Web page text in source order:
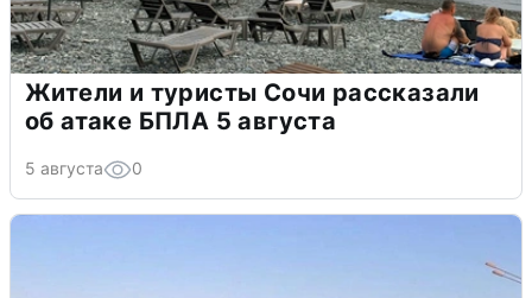
Жители и туристы Сочи рассказали
об атаке БПЛА 5 августа
5 августа 0